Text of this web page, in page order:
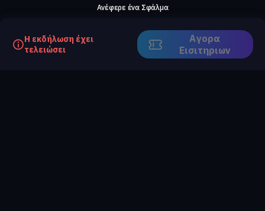
Η εκδήλωση έχει
τελειώσει
Αγορα
Eισιτηριων
Ανέφερε ένα Σφάλμα
Σχετικά με μας
Careers